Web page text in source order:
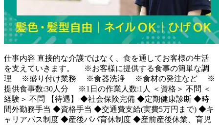
仕事内容 直接的な介護ではなく、食を通してお客様の生活
を支えていきます。 ※お客様に提供する食事の簡単な調
理 ※盛り付け業務 ※食器洗浄 ※食材の発注など ※
提供食事数:30人分 ※1日の作業人数:1人 ＜資格＞ 不問 ＜
経験＞ 不問 【待遇】 ◆社会保険完備 ◆定期健康診断 ◆時
間外勤務手当 ◆資格手当 ◆交通費支給(実費5万円まで) ◆キ
ャリアパス制度 ◆産後パパ育休制度 ◆産前産後休業、育児